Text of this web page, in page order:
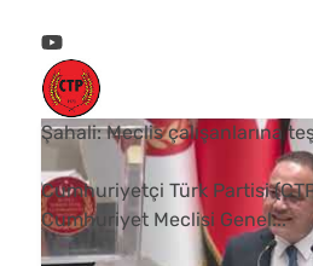
Şahali: Meclis çalışanlarına
Cumhuriyetçi Türk Partisi
Cumhuriyet Meclisi Genel...